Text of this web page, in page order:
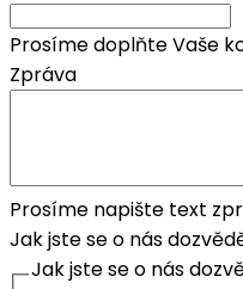
Prosíme doplňte Vaše
Zpráva
Prosíme napište text
Jak jste se o nás
Jak jste se o nás